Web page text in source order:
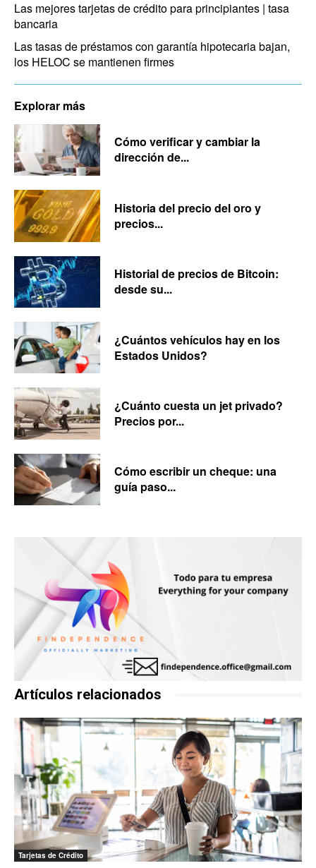
Las mejores tarjetas de crédito para principiantes | tasa
bancaria
Las tasas de préstamos con garantía hipotecaria bajan,
los HELOC se mantienen firmes
Explorar más
Cómo verificar y cambiar la
dirección de...
Historia del precio del oro y
precios...
Historial de precios de Bitcoin:
desde su...
¿Cuántos vehículos hay en los
Estados Unidos?
¿Cuánto cuesta un jet privado?
Precios por...
Cómo escribir un cheque: una
guía paso...
Artículos relacionados
Tarjetas de Crédito